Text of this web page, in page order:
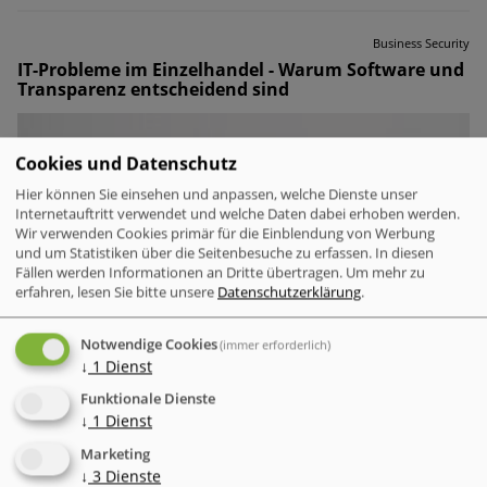
Business Security
IT-Probleme im Einzelhandel - Warum Software und
Transparenz entscheidend sind
IT-Probleme im Einzelhandel – Warum Software und
Cookies und Datenschutz
Hier können Sie einsehen und anpassen, welche Dienste unser
Internetauftritt verwendet und welche Daten dabei erhoben werden.
Wir verwenden Cookies primär für die Einblendung von Werbung
und um Statistiken über die Seitenbesuche zu erfassen. In diesen
Fällen werden Informationen an Dritte übertragen. Um mehr zu
erfahren, lesen Sie bitte unsere Datenschutzerklärung.
Notwendige Cookies(immer erforderlich)
↓ 1 Dienst
Funktionale Dienste
↓ 1 Dienst
Marketing
↓ 3 Dienste